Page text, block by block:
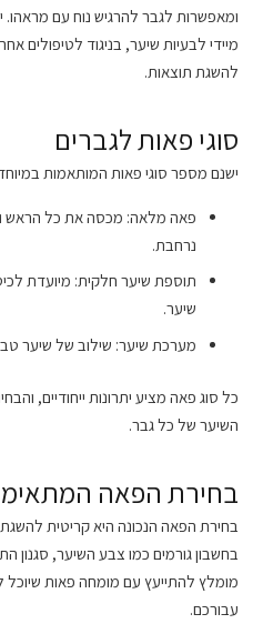
ומאפשרות לגבר להרגיש נוח עם
מיידי לבעיות שיער, בניגוד לטיפולים
להשגת תוצאות.
סוגי פאות לגברים
ישנם מספר סוגי פאות המותאמות
פאה מלאה: מכסה את כל הראש
נרחבת.
תוספת שיער חלקית: מיועדת
שיער.
מערכת שיער: שילוב של שיער
כל סוג פאה מציע יתרונות ייחודיים,
השיער של כל גבר.
בחירת הפאה
בחירת הפאה הנכונה היא קריטית
בחשבון גורמים כמו צבע השיער, סגנון
מומלץ להתייעץ עם מומחה פאות
עבורכם.